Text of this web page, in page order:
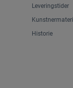
Leveringstider
Historie